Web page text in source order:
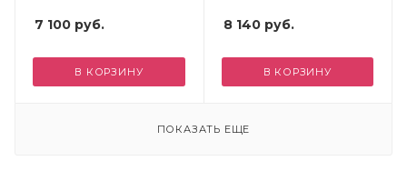
7 100 руб.
В КОРЗИНУ
8 140руб.
В КОРЗИНУ
ПОКАЗАТЬ ЕЩЕ